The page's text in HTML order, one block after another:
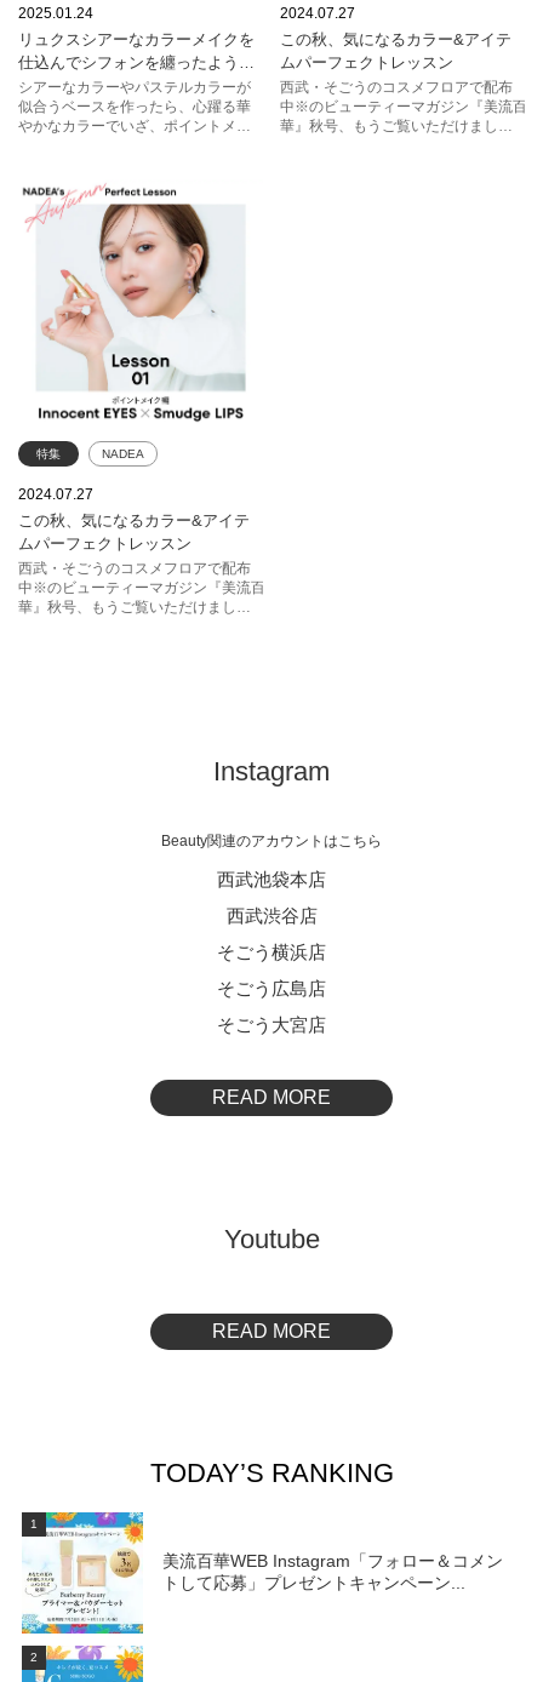
ポイントメイク
クリニーク ローラ メルシエ
ランコム ポール & ジョー
2025.01.24
リュクスシアーなカラーメイクを
仕込んでシフォンを纏ったような
透明感を演出
シアーなカラーやパステルカラーが
似合うベースを作ったら、心躍る華
やかなカラーでいざ、ポイントメイ
アイメイク
ポイントメイク ルナソル
SHISEIDO
ゲラン KANEBO
2024.07.27
この秋、気になるカラー&アイテ
ムパーフェクトレッスン
西武・そごうのコスメフロアで配布
中※のビューティーマガジン『美流百
華』秋号、もうご覧いただけました
特集 NADEA
アイメイク
ポイントメイク コスメデコルテ
セルヴォーク
SHISEIDO NARS
2024.07.27
この秋、気になるカラー&アイテ
ムパーフェクトレッスン
西武・そごうのコスメフロアで配布
中※のビューティーマガジン『美流百
華』秋号、もうご覧いただけました
Instagram
Beauty関連のアカウントはこちら
西武池袋本店
西武渋谷店
そごう横浜店
そごう広島店
そごう大宮店
READ MORE
Youtube
READ MORE
TODAY’S RANKING
1
美流百華WEB Instagram「フォロー＆コメン
トして応募」プレゼントキャンペーン...
2